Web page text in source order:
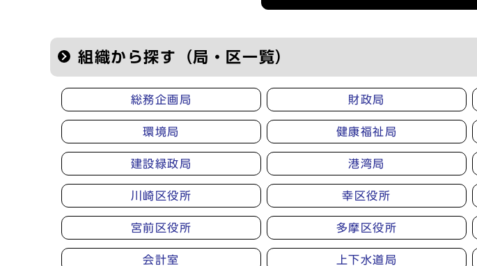
組織から探す（局・区一覧）
総務企画局 財政局
環境局 健康福祉局
建設緑政局 港湾局
川崎区役所 幸区役所
宮前区役所 多摩区役所
会計室 上下水道局